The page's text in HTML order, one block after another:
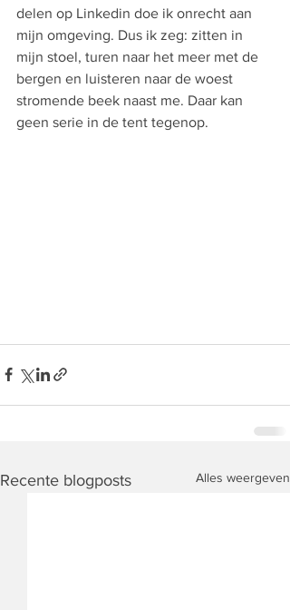
delen op Linkedin doe ik onrecht aan
mijn omgeving. Dus ik zeg: zitten in
mijn stoel, turen naar het meer met de
bergen en luisteren naar de woest
stromende beek naast me. Daar kan
geen serie in de tent tegenop.
Recente blogposts Alles weergeven